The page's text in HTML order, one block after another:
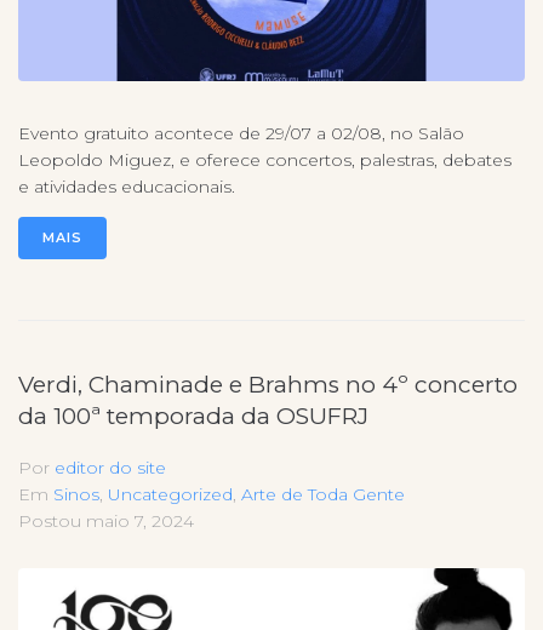
Evento gratuito acontece de 29/07 a 02/08, no Salão
Leopoldo Miguez, e oferece concertos, palestras, debates
e atividades educacionais.
MAIS
Verdi, Chaminade e Brahms no 4º concerto
da 100ª temporada da OSUFRJ
Por editor do site
Em Sinos, Uncategorized, Arte de Toda Gente
Postou maio 7, 2024